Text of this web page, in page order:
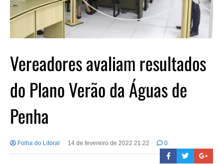
Vereadores avaliam resultados
do Plano Verão da Águas de
Penha
Folha do Litoral 14 de fevereiro de 2022 21:22 0